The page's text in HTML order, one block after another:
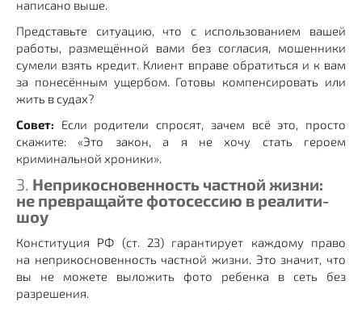
написано выше.
Представьте ситуацию, что с использованием вашей
работы, размещённой вами без согласия, мошенники
сумели взять кредит. Клиент вправе обратиться и к вам
за понесённым ущербом. Готовы компенсировать или
жить в судах?
Совет: Если родители спросят, зачем всё это, просто
скажите: «Это закон, а я не хочу стать героем
криминальной хроники».
3. Неприкосновенность частной жизни:
не превращайте фотосессию в реалити-
шоу
Конституция РФ (ст. 23) гарантирует каждому право
на неприкосновенность частной жизни. Это значит, что
вы не можете выложить фото ребенка в сеть без
разрешения.